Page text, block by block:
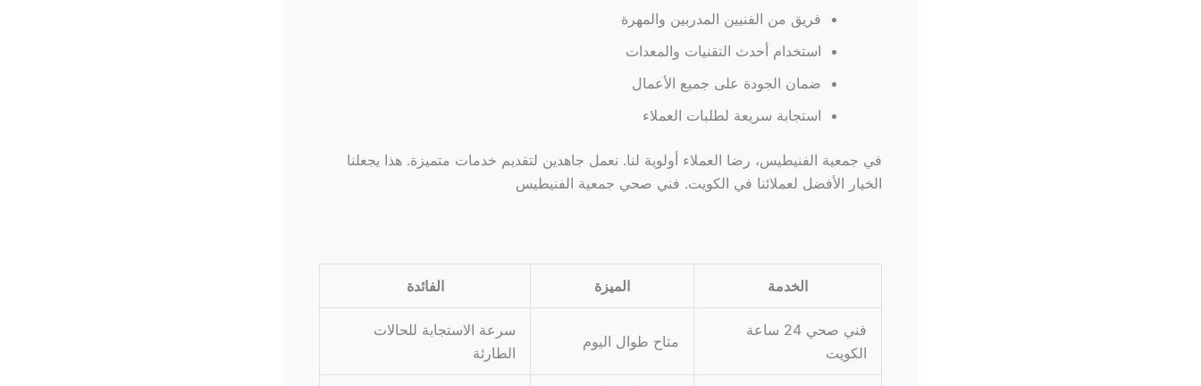
فريق من الفنيين المدربين والمهرة
استخدام أحدث التقنيات والمعدات
ضمان الجودة على جميع الأعمال
استجابة سريعة لطلبات العملاء
في جمعية الفنيطيس، رضا العملاء أولوية لنا. نعمل جاهدين لتقديم خدمات متميزة. هذا يجعلنا
الخيار الأفضل لعملائنا في الكويت. فني صحي جمعية الفنيطيس
الخدمة الميزة الفائدة
فني صحي 24 ساعة
الكويت
متاح طوال اليوم
سرعة الاستجابة للحالات
الطارئة